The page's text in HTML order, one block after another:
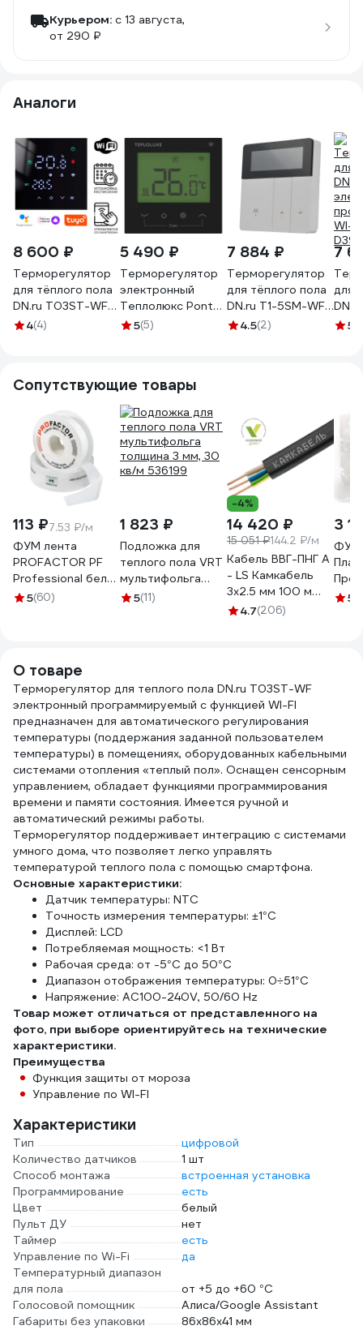
Курьером: c 13 августа,
от 290 ₽
Аналоги
8 600 ₽
Терморегулятор
для тёплого пола
DN.ru T03ST-WF
электронный,
4(4)
5 490 ₽
Терморегулятор
электронный
Теплолюкс Pontus
wi-fi черный
5(5)
7 884 ₽
Терморегулятор
для тёплого пола
DN.ru T1-5SM-WF
электронный,
4.5(2)
7
для
5
Сопутствующие товары
113 ₽7.53 ₽/м
ФУМ лента
PROFACTOR PF
Professional белая
Ф85 мм 19мм х
5(60)
1 823 ₽
Подложка для
теплого пола VRT
мультифольга
толщина 3 мм, 30
5(11)
-4%
14 420 ₽
15 051 ₽144.2 ₽/м
Кабель ВВГ-ПНГ А
- LS Камкабель
3x2.5 мм 100 м
ГОСТ
4.7(206)
3
ФУМ
5
О товаре
Терморегулятор для теплого пола DN.ru T03ST-WF
электронный программируемый с функцией WI-FI
предназначен для автоматического регулирования
температуры (поддержания заданной пользователем
температуры) в помещениях, оборудованных кабельными
системами отопления «теплый пол». Оснащен сенсорным
управлением, обладает функциями программирования
времени и памяти состояния. Имеется ручной и
автоматический режимы работы.
Терморегулятор поддерживает интеграцию с системами
умного дома, что позволяет легко управлять
температурой теплого пола с помощью смартфона.
Основные характеристики:
Датчик температуры: NTC
Точность измерения температуры: ±1°C
Дисплей: LCD
Потребляемая мощность: <1 Вт
Рабочая среда: от -5°C до 50°C
Диапазон отображения температуры: 0÷51°C
Напряжение: AC100-240V, 50/60 Hz
Товар может отличаться от представленного на
фото, при выборе ориентируйтесь на технические
характеристики.
Преимущества
Функция защиты от мороза
Управление по WI-FI
Характеристики
Тип
цифровой
Количество датчиков
1 шт
Способ монтажа
встроенная установка
Программирование
есть
Цвет
белый
Пульт ДУ
нет
Таймер
есть
Управление по Wi-Fi
да
Температурный диапазон
для пола
от +5 до +60 °С
Голосовой помощник
Алиса/Google Assistant
Габариты без упаковки
86х86х41 мм